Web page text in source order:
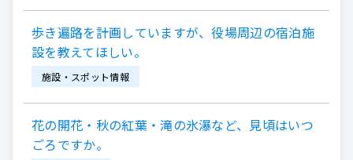
歩き遍路を計画していますが、役場周辺の宿泊施
設を教えてほしい。
施設・スポット情報
花の開花・秋の紅葉・滝の氷瀑など、見頃はいつ
ごろですか。